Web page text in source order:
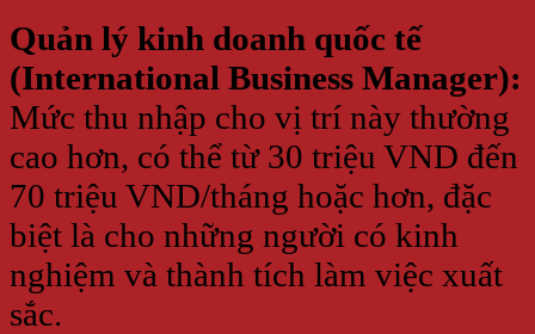
Quản lý kinh doanh quốc tế
(International Business Manager):
Mức thu nhập cho vị trí này thường
cao hơn, có thể từ 30 triệu VND đến
70 triệu VND/tháng hoặc hơn, đặc
biệt là cho những người có kinh
nghiệm và thành tích làm việc xuất
sắc.